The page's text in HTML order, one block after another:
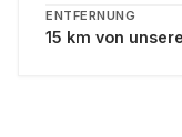
ENTFERNUNG
15 km von